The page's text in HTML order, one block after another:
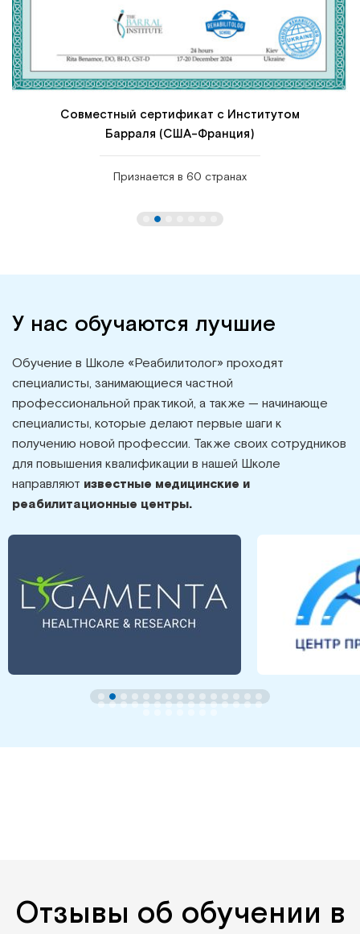
Совместный сертификат с Институтом
Барраля (США-Франция)
Признается в 60 странах
У нас обучаются лучшие
Обучение в Школе «Реабилитолог» проходят
специалисты, занимающиеся частной
профессиональной практикой, а также — начинающе
специалисты, которые делают первые шаги к
получению новой профессии. Также своих сотрудников
для повышения квалификации в нашей Школе
направляют известные медицинские и
реабилитационные центры.
Отзывы об обучении в